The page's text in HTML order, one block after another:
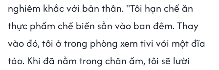
nghiêm khắc với bản thân. "Tôi hạn chế ăn
thực phẩm chế biến sẵn vào ban đêm. Thay
vào đó, tôi ở trong phòng xem tivi với một đĩa
táo. Khi đã nằm trong chăn ấm, tôi sẽ lười